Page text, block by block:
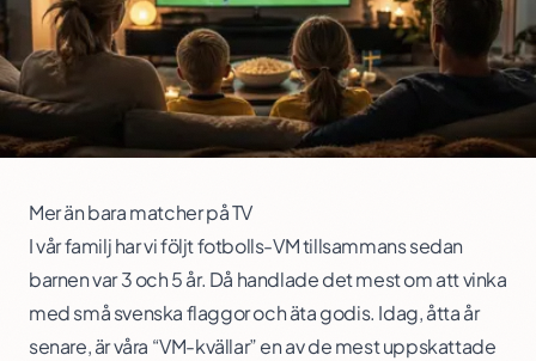
Mer än bara matcher på TV
I vår familj har vi följt fotbolls-VM tillsammans sedan
barnen var 3 och 5 år. Då handlade det mest om att vinka
med små svenska flaggor och äta godis. Idag, åtta år
senare, är våra “VM-kvällar” en av de mest uppskattade